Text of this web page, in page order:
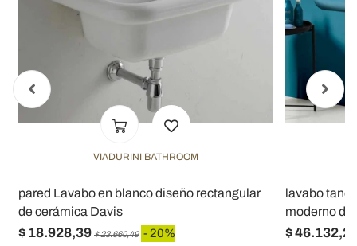
VIADURINI BATHROOM
pared Lavabo en blanco diseño rectangular
de cerámica Davis
$ 18.928,39 $ 23.660,49 - 20%
lavabo
moderno de
$